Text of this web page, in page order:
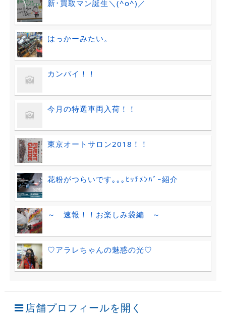
新･買取マン誕生＼(^o^)／
はっかーみたい。
カンパイ！！
今月の特選車両入荷！！
東京オートサロン2018！！
花粉がつらいです｡｡｡ﾋｯﾁﾒﾝﾊﾞｰ紹介
～ 速報！！お楽しみ袋編 ～
♡アラレちゃんの魅惑の光♡
店舗プロフィールを開く